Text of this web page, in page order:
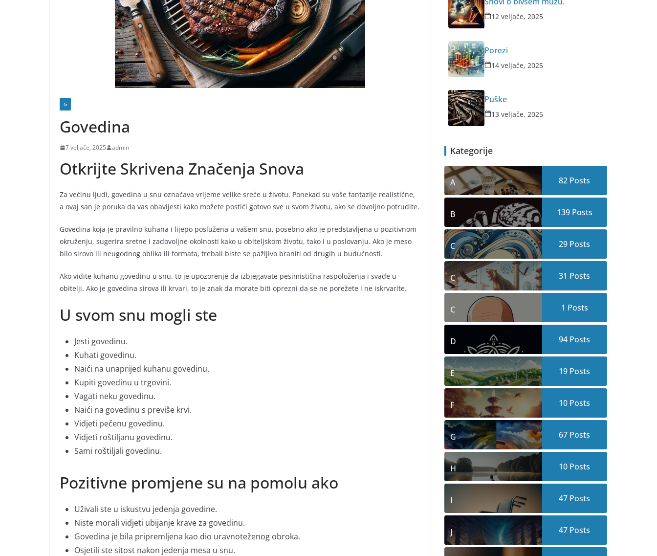
G
Govedina
7 veljače, 2025 admin
Otkrijte Skrivena Značenja Snova
Za većinu ljudi, govedina u snu označava vrijeme velike sreće u životu. Ponekad su vaše fantazije realistične,
a ovaj san je poruka da vas obavijesti kako možete postići gotovo sve u svom životu, ako se dovoljno potrudite.
Govedina koja je pravilno kuhana i lijepo poslužena u vašem snu, posebno ako je predstavljena u pozitivnom
okruženju, sugerira sretne i zadovoljne okolnosti kako u obiteljskom životu, tako i u poslovanju. Ako je meso
bilo sirovo ili neugodnog oblika ili formata, trebali biste se pažljivo braniti od drugih u budućnosti.
Ako vidite kuhanu govedinu u snu, to je upozorenje da izbjegavate pesimistična raspoloženja i svađe u
obitelji. Ako je govedina sirova ili krvari, to je znak da morate biti oprezni da se ne porežete i ne iskrvarite.
U svom snu mogli ste
Jesti govedinu.
Kuhati govedinu.
Naići na unaprijed kuhanu govedinu.
Kupiti govedinu u trgovini.
Vagati neku govedinu.
Naići na govedinu s previše krvi.
Vidjeti pečenu govedinu.
Vidjeti roštiljanu govedinu.
Sami roštiljali govedinu.
Pozitivne promjene su na pomolu ako
Uživali ste u iskustvu jedenja govedine.
Niste morali vidjeti ubijanje krave za govedinu.
Govedina je bila pripremljena kao dio uravnoteženog obroka.
Osjetili ste sitost nakon jedenja mesa u snu.
12 veljače, 2025
Porezi
14 veljače, 2025
Puške
13 veljače, 2025
Kategorije
A 82 Posts
B 139Posts
C 29 Posts
C 31 Posts
C 1 Posts
D 94 Posts
E 19 Posts
F 10 Posts
G 67 Posts
H 10 Posts
I 47 Posts
J 47 Posts